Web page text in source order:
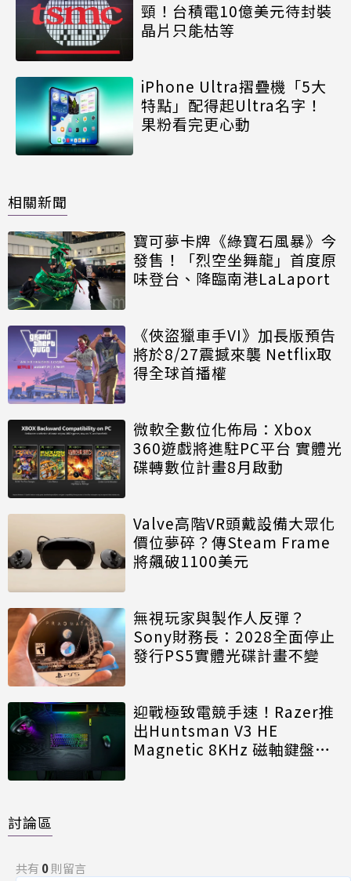
頸！台積電10億美元待封裝
晶片只能枯等
iPhone Ultra摺疊機「5大
特點」配得起Ultra名字！
果粉看完更心動
相關新聞
寶可夢卡牌《綠寶石風暴》今
發售！「烈空坐舞龍」首度原
味登台、降臨南港LaLaport
《俠盜獵車手VI》加長版預告
將於8/27震撼來襲 Netflix取
得全球首播權
微軟全數位化佈局：Xbox
360遊戲將進駐PC平台 實體光
碟轉數位計畫8月啟動
Valve高階VR頭戴設備大眾化
價位夢碎？傳Steam Frame
將飆破1100美元
無視玩家與製作人反彈？
Sony財務長：2028全面停止
發行PS5實體光碟計畫不變
迎戰極致電競手速！Razer推
出Huntsman V3 HE
Magnetic 8KHz 磁軸鍵盤效
討論區
共有 0則留言